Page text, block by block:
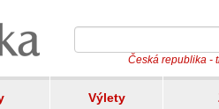
Česká republika -
Výlety